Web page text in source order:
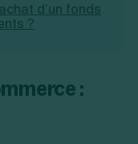
d’un fonds
?
: